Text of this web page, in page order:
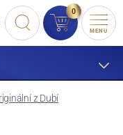
0
MENU
z Dubí